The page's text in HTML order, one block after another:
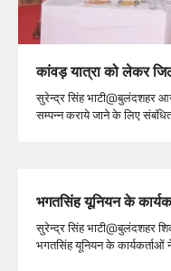
कांवड़ यात्रा को लेकर
सुरेन्द्र सिंह भाटी@बुलंदशहर
सम्पन्न कराये जाने के लिए संबंधित
भगतसिंह यूनियन के
सुरेन्द्र सिंह भाटी@बुलंदशहर
भगतसिंह यूनियन के कार्यकर्ताओं